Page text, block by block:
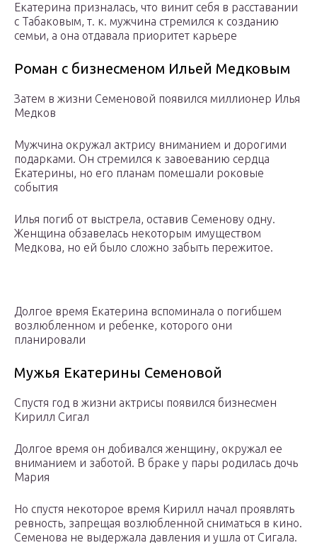
Екатерина призналась, что винит себя в расставании
с Табаковым, т. к. мужчина стремился к созданию
семьи, а она отдавала приоритет карьере
Роман с бизнесменом Ильей Медковым
Затем в жизни Семеновой появился миллионер Илья
Медков
Мужчина окружал актрису вниманием и дорогими
подарками. Он стремился к завоеванию сердца
Екатерины, но его планам помешали роковые
события
Илья погиб от выстрела, оставив Семенову одну.
Женщина обзавелась некоторым имуществом
Медкова, но ей было сложно забыть пережитое.
Долгое время Екатерина вспоминала о погибшем
возлюбленном и ребенке, которого они
планировали
Мужья Екатерины Семеновой
Спустя год в жизни актрисы появился бизнесмен
Кирилл Сигал
Долгое время он добивался женщину, окружал ее
вниманием и заботой. В браке у пары родилась дочь
Мария
Но спустя некоторое время Кирилл начал проявлять
ревность, запрещая возлюбленной сниматься в кино.
Семенова не выдержала давления и ушла от Сигала.